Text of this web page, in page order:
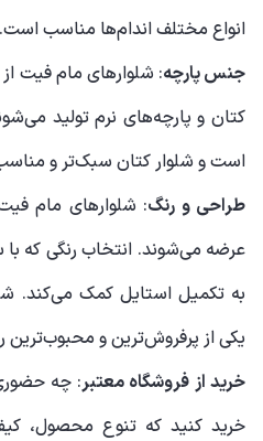
انواع مختلف اندام‌ها مناسب است.
جنس پارچه: شلوارهای مام فیت
کتان و پارچه‌های نرم تولید
است و شلوار کتان سبک‌تر و
طراحی و رنگ: شلوارهای مام
عرضه می‌شوند. انتخاب رنگی که
به تکمیل استایل کمک می‌کند.
یکی از پرفروش‌ترین و
خرید از فروشگاه معتبر: چه
خرید کنید که تنوع محصول،